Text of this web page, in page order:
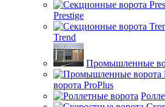
Prestige
Trend
Промышленные
ворота ProPlus